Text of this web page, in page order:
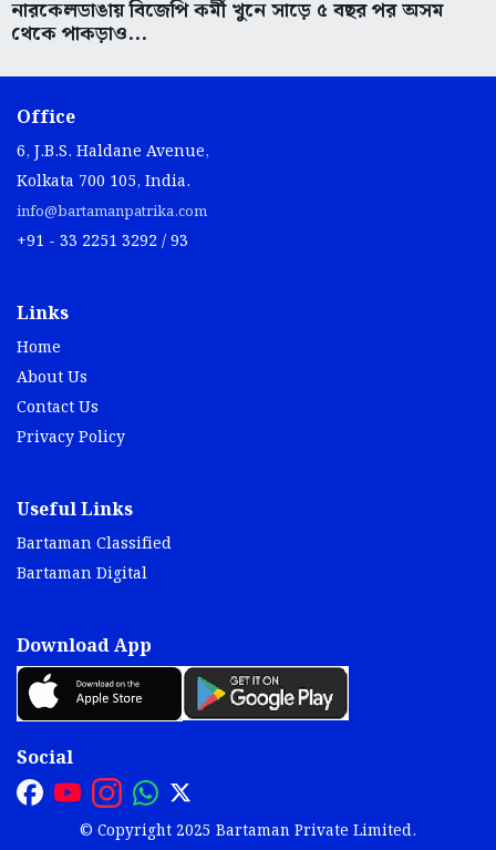
নারকেলডাঙায় বিজেপি কর্মী খুনে সাড়ে ৫ বছর পর অসম
থেকে পাকড়াও...
Office
6, J.B.S. Haldane Avenue,
Kolkata 700 105, India.
info@bartamanpatrika.com
+91 - 33 2251 3292 / 93
Links
Home
About Us
Contact Us
Privacy Policy
Useful Links
Bartaman Classified
Bartaman Digital
Download App
Social
© Copyright 2025 Bartaman Private Limited.